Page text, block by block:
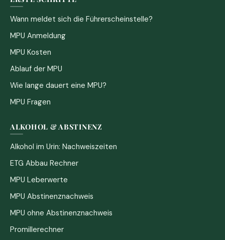
Wann meldet sich die Führerscheinstelle?
MPU Anmeldung
MPU Kosten
Ablauf der MPU
Wie lange dauert eine MPU?
MPU Fragen
ALKOHOL & ABSTINENZ
Alkohol im Urin: Nachweiszeiten
ETG Abbau Rechner
MPU Leberwerte
MPU Abstinenznachweis
MPU ohne Abstinenznachweis
Promillerechner